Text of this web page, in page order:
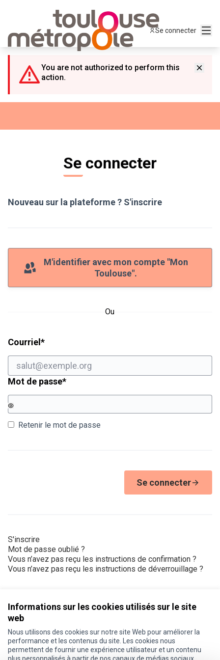
Informations sur les cookies utilisés sur le site
web
Nous utilisons des cookies sur notre site Web pour améliorer la
performance et les contenus du site. Les cookies nous
permettent de fournir une expérience utilisateur et un contenu
Se connecter
You are not authorized to perform this
action.
Se connecter
Nouveau sur la plateforme ? S'inscrire
M'identifier avec mon compte "Mon
Toulouse".
Ou
Courriel *Champ obligatoire
Mot de passe*Champ obligatoire
Retenir le mot de passe
Se connecter
S'inscrire
Mot de passe oublié ?
Vous n’avez pas reçu les instructions de confirmation ?
Vous n’avez pas reçu les instructions de déverrouillage ?
Conditions d'utilisation
Paramètres des cookies
Je participe ! sur X
Je participe ! sur Facebook
Je participe ! sur Instagram